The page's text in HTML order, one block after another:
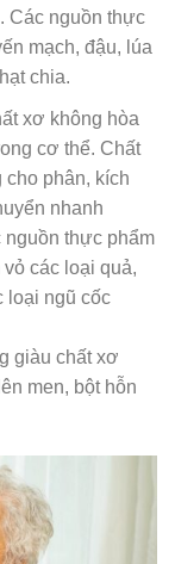
Các nguồn thực
mạch, đậu, lúa
chia.
xơ không hòa
cơ thể. Chất
phân, kích
nhanh
thực phẩm
các loại quả,
loại ngũ cốc
giàu chất xơ
men, bột hỗn